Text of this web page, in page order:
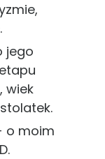
jego
wiek
o moim